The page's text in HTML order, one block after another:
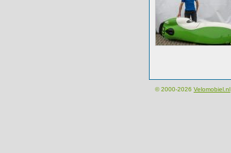
© 2000-2026 Velomobiel.nl